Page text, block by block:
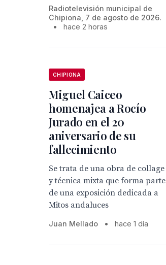
Radiotelevisión municipal de
Chipiona, 7 de agosto de 2026.
•
hace 2 horas
CHIPIONA
Miguel Caiceo
homenajea a Rocío
Jurado en el 20
aniversario de su
fallecimiento
Se trata de una obra de collage
y técnica mixta que forma parte
de una exposición dedicada a
Mitos andaluces
Juan Mellado • hace 1 día